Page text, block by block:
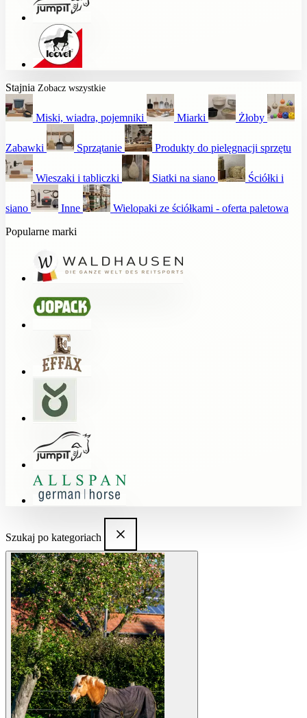
Stajnia Zobacz wszystkie
Miski, wiadra, pojemniki Miarki Żłoby
Zabawki Sprzątanie Produkty do pielęgnacji sprzętu
Wieszaki i tabliczki Siatki na siano Ściółki i
siano Inne
Wielopaki ze ściółkami - oferta paletowa
Popularne marki
Szukaj po kategoriach